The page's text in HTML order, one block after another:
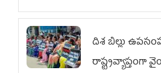
దిశ బిల్లు